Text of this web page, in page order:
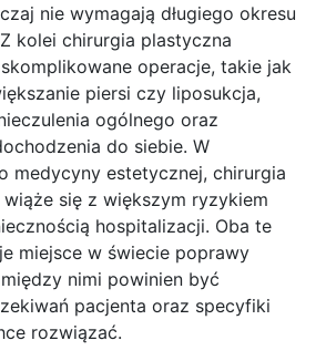
nie wymagają długiego okresu
kolei chirurgia plastyczna
operacje, takie jak
piersi czy liposukcja,
ogólnego oraz
do siebie. W
medycyny estetycznej, chirurgia
się z większym ryzykiem
hospitalizacji. Oba te
miejsce w świecie poprawy
nimi powinien być
pacjenta oraz specyfiki
rozwiązać.